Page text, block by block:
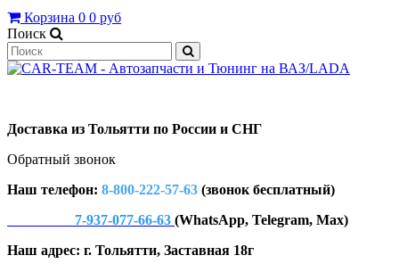
Корзина 0 0 руб
Поиск
Доставка из Тольятти по России и СНГ
Обратный звонок
Наш телефон: 8-800-222-57-63 (звонок бесплатный)
7-937-077-66-63 (WhatsApp, Telegram, Max)
Наш адрес: г. Тольятти, Заставная 18г